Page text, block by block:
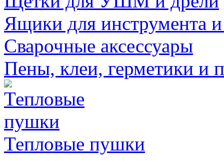
Ящики для инструмента
Сварочные аксессуары
Пены, клеи, герметики и
Тепловые пушки